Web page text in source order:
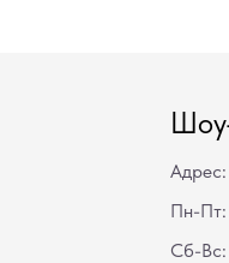
Пн-Пт:
Сб-Вс: